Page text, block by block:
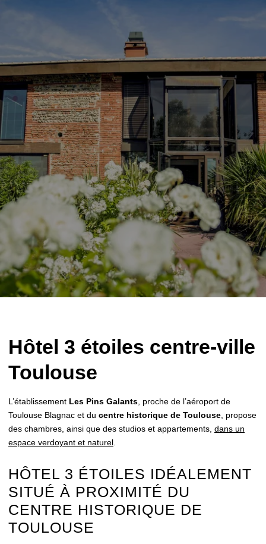
Hôtel 3 étoiles centre-ville
Toulouse
L’établissement Les Pins Galants, proche de l’aéroport de
Toulouse Blagnac et du centre historique de Toulouse, propose
des chambres, ainsi que des studios et appartements, dans un
espace verdoyant et naturel.
HÔTEL 3 ÉTOILES IDÉALEMENT
SITUÉ À PROXIMITÉ DU
CENTRE HISTORIQUE DE
TOULOUSE